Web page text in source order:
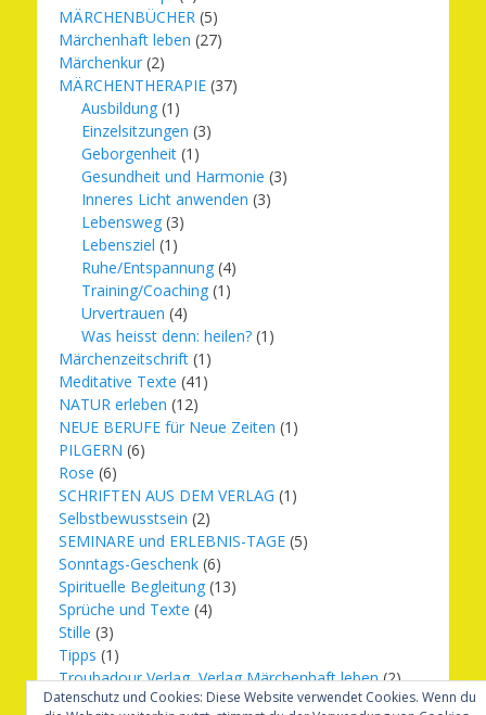
MÄRCHENBÜCHER (5)
Märchenhaft leben (27)
Märchenkur (2)
MÄRCHENTHERAPIE (37)
Ausbildung (1)
Einzelsitzungen (3)
Geborgenheit (1)
Gesundheit und Harmonie (3)
Inneres Licht anwenden (3)
Lebensweg (3)
Lebensziel (1)
Ruhe/Entspannung (4)
Training/Coaching (1)
Urvertrauen (4)
Was heisst denn: heilen? (1)
Märchenzeitschrift (1)
Meditative Texte (41)
NATUR erleben (12)
NEUE BERUFE für Neue Zeiten (1)
PILGERN (6)
Rose (6)
SCHRIFTEN AUS DEM VERLAG (1)
Selbstbewusstsein (2)
SEMINARE und ERLEBNIS-TAGE (5)
Sonntags-Geschenk (6)
Spirituelle Begleitung (13)
Sprüche und Texte (4)
Stille (3)
Tipps (1)
Troubadour Verlag, Verlag Märchenhaft leben(2)
Übungen (1)
Datenschutz und Cookies: Diese Website verwendet Cookies. Wenn du